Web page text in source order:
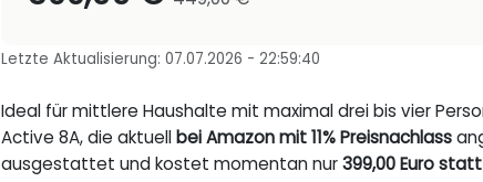
Letzte Aktualisierung: 07.07.2026 - 22:59:40
Ideal für mittlere Haushalte mit maximal drei bis vier
Active 8A, die aktuellbei Amazon mit 11% Preisnachlass
ausgestattet und kostet momentan nur399,00 Euro